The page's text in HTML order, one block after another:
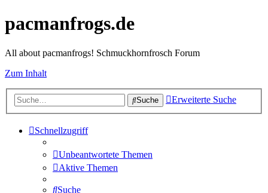
pacmanfrogs.de
All about pacmanfrogs! Schmuckhornfrosch Forum
Zum Inhalt
Suche Erweiterte Suche
Schnellzugriff
Unbeantwortete Themen
Aktive Themen
Suche